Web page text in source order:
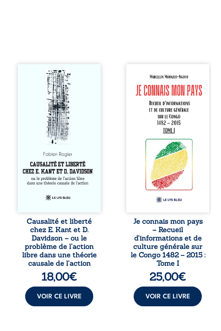
Sommes-nous
vraiment libres si
chacun de nos
actes s’inscrit
dans une chaîne
de causes ? À
travers une
confrontation
entre les pensées
d’Emmanuel Kant
et de Donald
Davidson, cet
essai explore les
liens entre libre
déterminisme
responsabilité. De
la volonté
kantienne au
monisme anomal
de Davidson, il
interroge la
manière dont les
intentions et les
croyances
peuvent ...
Causalité et liberté
chez E. Kant et D.
Davidson – ou le
problème de l’action
libre dans une théorie
causale de l’action
18,00€
VOIR CE LIVRE
Je connais mon
pays se présente
comme une œuvre
de transmission et
d’éveil civique,
destinée à raviver
la mémoire
congolaise. En
retraçant les
grandes étapes de
l’histoire
nationale, il
entend combattre
l’ignorance, le
repli identitaire et
l’affaiblissement
patriotique.
Accessible à tous,
ce recueil offre
des repères
essentiels pour
mieux
comprendre le ...
Je connais mon pays
– Recueil
d’informations et de
culture générale sur
le Congo 1482 – 2015 :
Tome I
25,00€
VOIR CE LIVRE